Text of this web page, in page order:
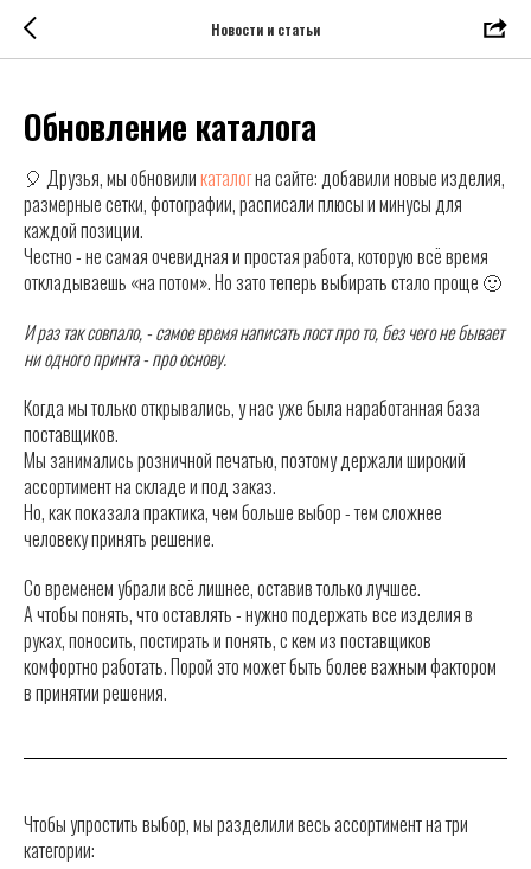
Новости и статьи
Обновление каталога
🎈 Друзья, мы обновиликаталогна сайте: добавили новые изделия,
размерные сетки, фотографии, расписали плюсы и минусы для
каждой позиции.
Честно - не самая очевидная и простая работа, которую всё время
откладываешь «на потом». Но зато теперь выбирать стало проще 🙂
И раз так совпало, - самое время написать пост про то, без чего не бывает
ни одного принта - про основу.
Когда мы только открывались, у нас уже была наработанная база
поставщиков.
Мы занимались розничной печатью, поэтому держали широкий
ассортимент на складе и под заказ.
Но, как показала практика, чем больше выбор - тем сложнее
человеку принять решение.
Со временем убрали всё лишнее, оставив только лучшее.
А чтобы понять, что оставлять - нужно подержать все изделия в
руках, поносить, постирать и понять, с кем из поставщиков
комфортно работать. Порой это может быть более важным фактором
в принятии решения.
Чтобы упростить выбор, мы разделили весь ассортимент на три
категории: